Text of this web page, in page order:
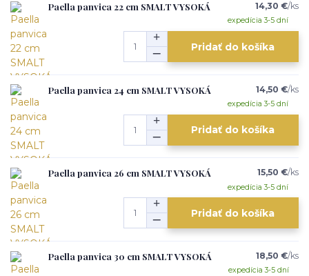
Paella panvica 22 cm SMALT VYSOKÁ 14,30 €/ks
expedícia 3-5 dní
Pridať do košíka
Paella panvica 24 cm SMALT VYSOKÁ 14,50 €/ks
expedícia 3-5 dní
Pridať do košíka
Paella panvica 26 cm SMALT VYSOKÁ 15,50 €/ks
expedícia 3-5 dní
Pridať do košíka
Paella panvica 30 cm SMALT VYSOKÁ 18,50 €/ks
expedícia 3-5 dní